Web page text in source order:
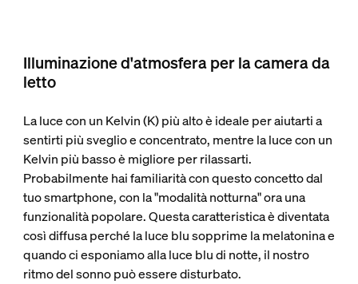
Illuminazione d'atmosfera per la camera da
letto
La luce con un Kelvin (K) più alto è ideale per aiutarti a
sentirti più sveglio e concentrato, mentre la luce con un
Kelvin più basso è migliore per rilassarti.
Probabilmente hai familiarità con questo concetto dal
tuo smartphone, con la "modalità notturna" ora una
funzionalità popolare. Questa caratteristica è diventata
così diffusa perché la luce blu sopprime la melatonina e
quando ci esponiamo alla luce blu di notte, il nostro
ritmo del sonno può essere disturbato.